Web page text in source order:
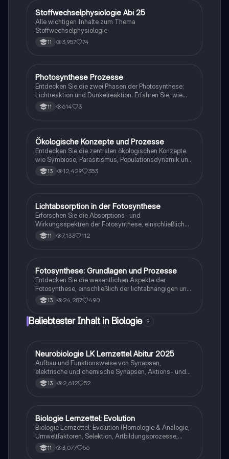
Verständnis der Biologie entscheidend sind. Ideal für
Schüler, die sich auf Prüfungen vorbereiten oder ihr
Wissen vertiefen möchten.
Biologie
Stoffwechselphysiologie Abi 25
Alle wichtigen Inhalte zum Thema
Stoffwechselphysiologie
11 3,957 74
Biologie
Photosynthese Prozesse
Entdecken Sie die zwei Phasen der Photosynthese:
Lichtreaktion und Dunkelreaktion. Erfahren Sie, wie
Pflanzen Sonnenlicht in chemische Energie
umwandeln und Sauerstoff produzieren. Diese
Experiment von Presley, das die Bedeutung von
Pflanzen für die Sauerstoffproduktion verdeutlicht.
11 614 3
Biologie
Ökologische Konzepte und Prozesse
Entdecken Sie die zentralen ökologischen Konzepte
wie Symbiose, Parasitismus, Populationsdynamik und
den Stoffkreislauf. Diese Zusammenfassung
behandelt die Struktur von Blättern, den Einfluss von
Studierende der Biologie, die ein umfassendes
Verständnis der Ökologie entwickeln möchten.
13 12,429 353
Biologie
Lichtabsorption in der Fotosynthese
Erforschen Sie die Absorptions- und
Wirkungsspektren der Fotosynthese, einschließlich
der Rolle von Chlorophyll a, Chlorophyll b und
Carotinoiden. Verstehen Sie den Engelmann-Versuch
Überblick über die Lichtabhängige Reaktion und die
Faktoren, die die Fotosynthese beeinflussen.
11 7,133 112
Biologie
Fotosynthese: Grundlagen und Prozesse
Entdecken Sie die wesentlichen Aspekte der
Fotosynthese, einschließlich der lichtabhängigen und
lichtunabhängigen Reaktionen, der Rolle von Stomata,
der Chloroplastenstruktur und der Anpassungen von
Pflanzen an verschiedene Lichtverhältnisse. Ideal für
das Abitur in Niedersachsen 2024. Dieser Lernzettel
chemischen Prozesse, die zur ATP-Produktion führen.
13 24,287 490
Beliebtester Inhalt in Biologie 9
Biologie
Neurobiologie LK Lernzettel Abitur 2025
Aufbau und Funktionsweise von Synapsen,
elektrische und chemische Synapsen, Aktions- und
Ruhepotential
13 2,612 52
Biologie
Biologie Lernzettel: Evolution
Biologie Lernzettel: Evolution (Homologie & Analogie,
Umweltfaktoren, Selektion, Artbildungsprozesse,
Klimaregeln, Konkurrenz, Evolution des Menschen…)
11 3,077 56